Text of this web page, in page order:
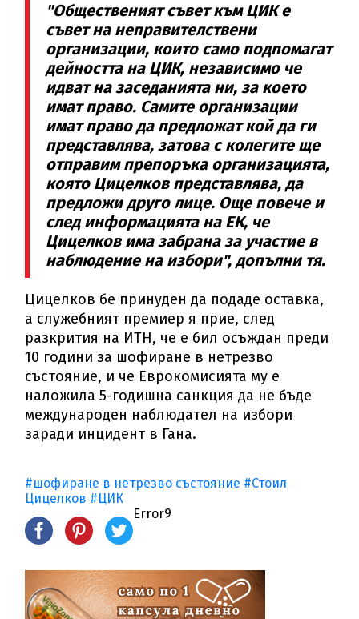
"Общественият съвет към ЦИК е
съвет на неправителствени
организации, които само подпомагат
дейността на ЦИК, независимо че
идват на заседанията ни, за което
имат право. Самите организации
имат право да предложат кой да ги
представлява, затова с колегите ще
отправим препоръка организацията,
която Цицелков представлява, да
предложи друго лице. Още повече и
след информацията на ЕК, че
Цицелков има забрана за участие в
наблюдение на избори", допълни тя.
Цицелков бе принуден да подаде оставка,
а служебният премиер я прие, след
разкрития на ИТН, че е бил осъждан преди
10 години за шофиране в нетрезво
състояние, и че Еврокомисията му е
наложила 5-годишна санкция да не бъде
международен наблюдател на избори
заради инцидент в Гана.
#шофиране в нетрезво състояние #Стоил
Цицелков #ЦИК
Error9